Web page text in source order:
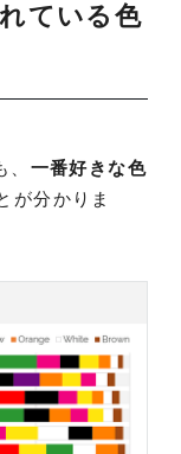
ている色
、 一番好きな色
が分かりま